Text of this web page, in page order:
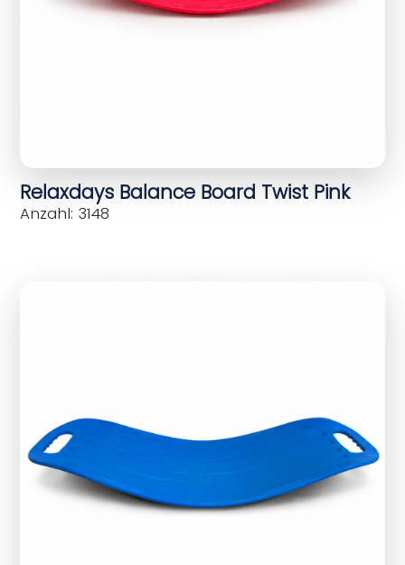
Relaxdays Balance Board Twist Pink
Anzahl: 3148